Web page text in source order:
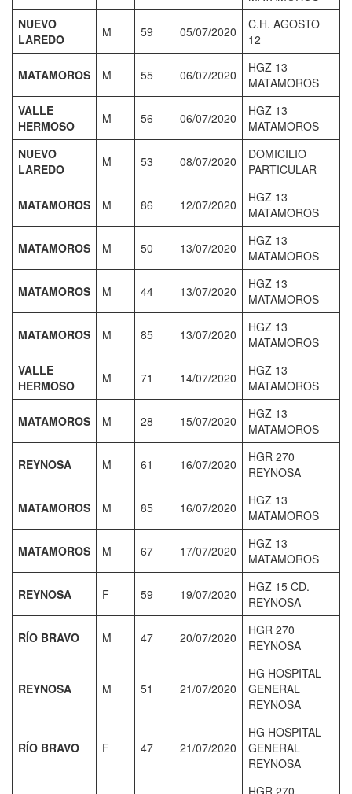
NUEVO
LAREDO
M 59 05/07/2020
C.H. AGOSTO
12
MATAMOROS M 55 06/07/2020
HGZ 13
MATAMOROS
VALLE
HERMOSO
M 56 06/07/2020
HGZ 13
MATAMOROS
NUEVO
LAREDO
M 53 08/07/2020
DOMICILIO
PARTICULAR
MATAMOROS M 86 12/07/2020
HGZ 13
MATAMOROS
MATAMOROS M 50 13/07/2020
HGZ 13
MATAMOROS
MATAMOROS M 44 13/07/2020
HGZ 13
MATAMOROS
MATAMOROS M 85 13/07/2020
HGZ 13
MATAMOROS
VALLE
HERMOSO
M 71 14/07/2020
HGZ 13
MATAMOROS
MATAMOROS M 28 15/07/2020
HGZ 13
MATAMOROS
REYNOSA M 61 16/07/2020
HGR 270
REYNOSA
MATAMOROS M 85 16/07/2020
HGZ 13
MATAMOROS
MATAMOROS M 67 17/07/2020
HGZ 13
MATAMOROS
REYNOSA F 59 19/07/2020
HGZ 15 CD.
REYNOSA
RÍO BRAVO M 47 20/07/2020
HGR 270
REYNOSA
REYNOSA M 51 21/07/2020
HG HOSPITAL
GENERAL
REYNOSA
RÍO BRAVO F 47 21/07/2020
HG HOSPITAL
GENERAL
REYNOSA